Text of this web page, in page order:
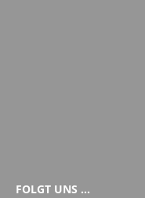
FOLGT UNS …